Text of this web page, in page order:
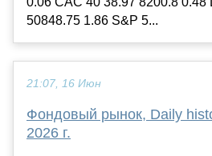
50848.75 1.86 S&P 5...
21:07, 16 Июн
Фондовый рынок, Daily
2026 г.